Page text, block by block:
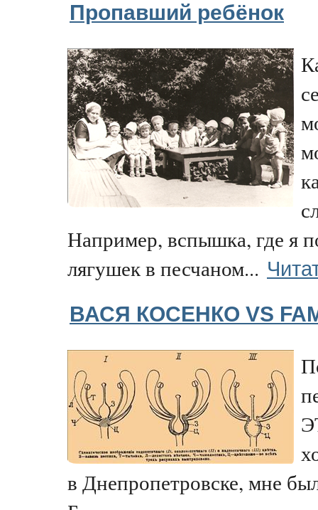
Пропавший ребёнок
Например, вспышка, где я
лягушек в песчаном...
ВАСЯ КОСЕНКО VS
в Днепропетровске, мне